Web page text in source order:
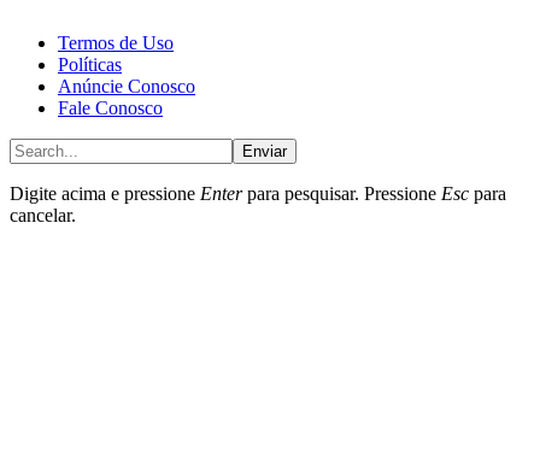
Termos de Uso
Políticas
Anúncie Conosco
Fale Conosco
Enviar
Digite acima e pressione Enterpara pesquisar. Pressione Esc para
cancelar.